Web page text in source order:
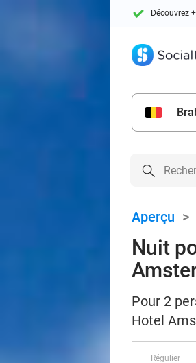
Découvrez
Aperçu >
Nuit
Pour 2
Hotel
Régulier